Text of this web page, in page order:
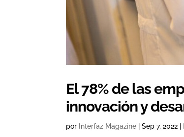
El 78% de las
innovación y
por Interfaz Magazine |Sep 7, 2022